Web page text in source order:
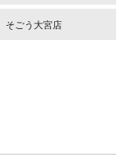
そごう大宮店